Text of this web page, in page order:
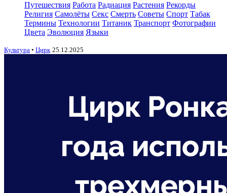
Путешествия Работа Радиация Растения Рекорды
Религия Самолёты Секс Смерть Советы Спорт Табак
Термины Технологии Титаник Транспорт Фотографии
Цвета Эволюция Языки
Культура • Цирк 25.12.2025